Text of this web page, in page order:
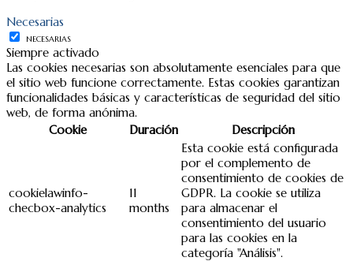
Necesarias
NECESARIAS
Siempre activado
Las cookies necesarias son absolutamente esenciales para que
el sitio web funcione correctamente. Estas cookies garantizan
funcionalidades básicas y características de seguridad del sitio
web, de forma anónima.
Cookie
Duración Descripción
cookielawinfo-
checbox-analytics
11
months
Esta cookie está configurada
por el complemento de
consentimiento de cookies de
GDPR. La cookie se utiliza
para almacenar el
consentimiento del usuario
para las cookies en la
categoría "Análisis".